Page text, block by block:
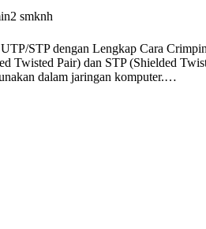
smknh
STP dengan Lengkap Cara
Twisted Pair) dan STP (Shielded
dalam jaringan komputer.…